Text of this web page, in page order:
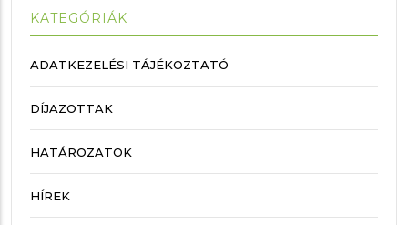
KATEGÓRIÁK
ADATKEZELÉSI TÁJÉKOZTATÓ
DÍJAZOTTAK
HATÁROZATOK
HÍREK